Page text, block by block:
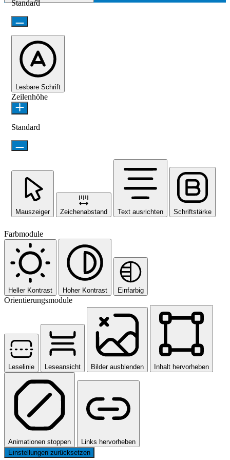
Standard
Lesbare Schrift
Zeilenhöhe
Standard
Mauszeiger Zeichenabstand Text ausrichten Schriftstärke
Farbmodule
Heller Kontrast Hoher Kontrast Einfarbig
Orientierungsmodule
Leselinie Leseansicht Bilder ausblenden Inhalt hervorheben
Animationen stoppen
Links hervorheben
Einstellungen zurücksetzen